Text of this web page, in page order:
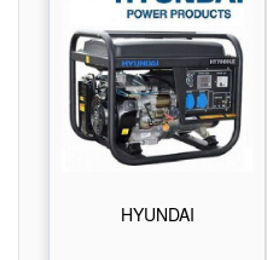
HYUNDAI